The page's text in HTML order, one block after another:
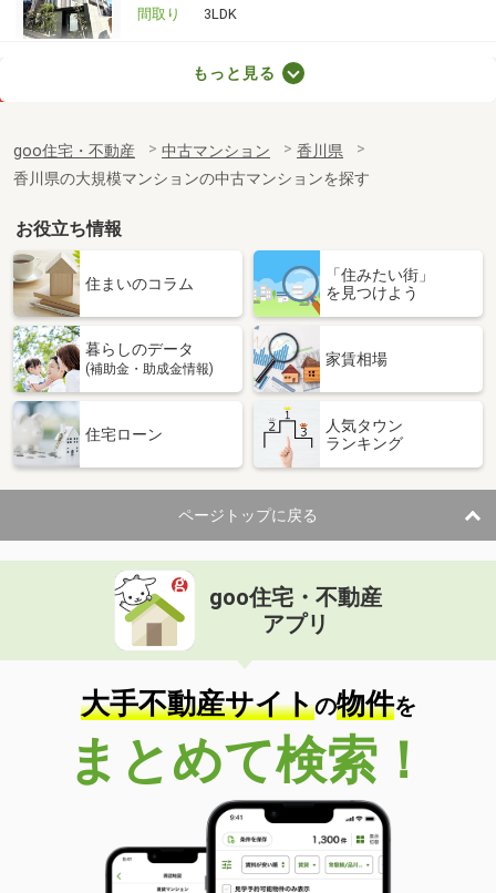
間取り
3LDK
香川県高松市楠上町１丁目
専有面積 75.64m²
間取り
4LDK
香川県高松市桜町１丁目
価 格
3,990万円
香川県高松市桜町１丁目
専有面積 83.48m²
間取り
香川県高松市高松町
1,280万円
住 所
香川県高松市高松町
専有面積 89.83m²
間取り
3LDK
香川県丸亀市田村町
価 格
1,080万円
住 所
香川県丸亀市田村町
専有面積 81.75m²
間取り
3SLDK
香川県高松市太田上町
価 格
580万円
香川県高松市太田上町
50.03m²
間取り
3DK
もっと見る
goo住宅・不動産 中古マンション
香川県
香川県の大規模マンションの中古マンションを探す
お役立ち情報
住まいのコラム
「住みたい街」
を見つけよう
暮らしのデータ
(補助金・助成金情報)
家賃相場
住宅ローン
人気タウン
ランキング
ページトップに戻る
goo住宅・不動産
アプリ
大手不動産サイトの物件を
まとめて検索！